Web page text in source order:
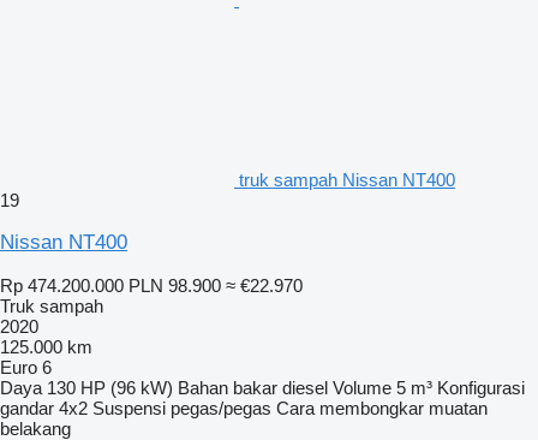
truk sampah Nissan NT400
19
Nissan NT400
Rp 474.200.000 PLN 98.900 ≈ €22.970
Truk sampah
2020
125.000 km
Euro 6
Daya 130 HP (96 kW) Bahan bakar diesel Volume 5 m³ Konfigurasi
gandar 4x2 Suspensi pegas/pegas Cara membongkar muatan
belakang